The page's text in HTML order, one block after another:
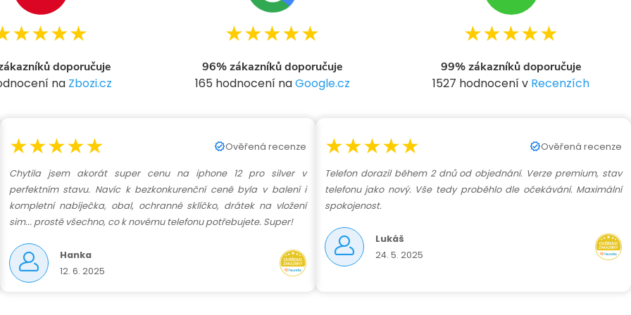
doporučuje
na Zbozi.cz
★★★★★
96% zákazníků doporučuje
165 hodnocení naGoogle.cz
★★★★★
99% zákazníků doporučuje
1527 hodnocení v Recenzích
★★★★★ Ověřená recenze
Chytila jsem akorát super cenu na iphone 12 pro silver v
perfektním stavu. Navíc k bezkonkurenční ceně byla v balení i
kompletní nabíječka, obal, ochranné sklíčko, drátek na vložení
sim... prostě všechno, co k novému telefonu potřebujete. Super!
Hanka
12. 6. 2025
★★★★★ Ověřená recenze
Telefon dorazil během 2 dnů od objednání. Verze premium, stav
telefonu jako nový. Vše tedy proběhlo dle očekávání. Maximální
spokojenost.
Lukáš
24. 5. 2025